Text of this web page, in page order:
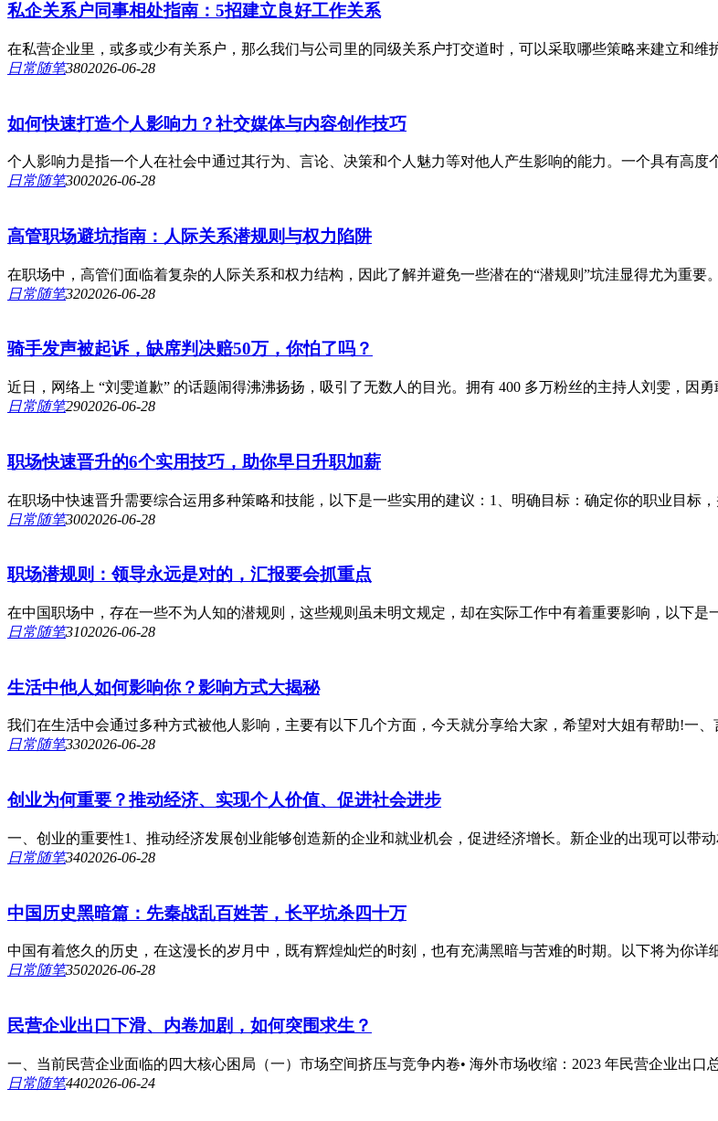
私企关系户同事相处指南：5招建立良好工作关系
在私营企业里，或多或少有关系户，那么我们与公司里的同级关系户打交道时，可以采取哪些策略来建立和维
日常随笔3802026-06-28
如何快速打造个人影响力？社交媒体与内容创作技巧
个人影响力是指一个人在社会中通过其行为、言论、决策和个人魅力等对他人产生影响的能力。一个具有高度
日常随笔3002026-06-28
高管职场避坑指南：人际关系潜规则与权力陷阱
在职场中，高管们面临着复杂的人际关系和权力结构，因此了解并避免一些潜在的“潜规则”坑洼显得尤为重要
日常随笔3202026-06-28
骑手发声被起诉，缺席判决赔50万，你怕了吗？
近日，网络上 “刘雯道歉” 的话题闹得沸沸扬扬，吸引了无数人的目光。拥有 400 多万粉丝的主持人刘雯，因
日常随笔2902026-06-28
职场快速晋升的6个实用技巧，助你早日升职加薪
在职场中快速晋升需要综合运用多种策略和技能，以下是一些实用的建议：1、明确目标：确定你的职业目标
日常随笔3002026-06-28
职场潜规则：领导永远是对的，汇报要会抓重点
在中国职场中，存在一些不为人知的潜规则，这些规则虽未明文规定，却在实际工作中有着重要影响，以下是
日常随笔3102026-06-28
生活中他人如何影响你？影响方式大揭秘
我们在生活中会通过多种方式被他人影响，主要有以下几个方面，今天就分享给大家，希望对大姐有帮助!一
日常随笔3302026-06-28
创业为何重要？推动经济、实现个人价值、促进社会进步
一、创业的重要性1、推动经济发展创业能够创造新的企业和就业机会，促进经济增长。新企业的出现可以带
日常随笔3402026-06-28
中国历史黑暗篇：先秦战乱百姓苦，长平坑杀四十万
中国有着悠久的历史，在这漫长的岁月中，既有辉煌灿烂的时刻，也有充满黑暗与苦难的时期。以下将为你详
日常随笔3502026-06-28
民营企业出口下滑、内卷加剧，如何突围求生？
一、当前民营企业面临的四大核心困局（一）市场空间挤压与竞争内卷• 海外市场收缩：2023 年民营企业出口
日常随笔4402026-06-24